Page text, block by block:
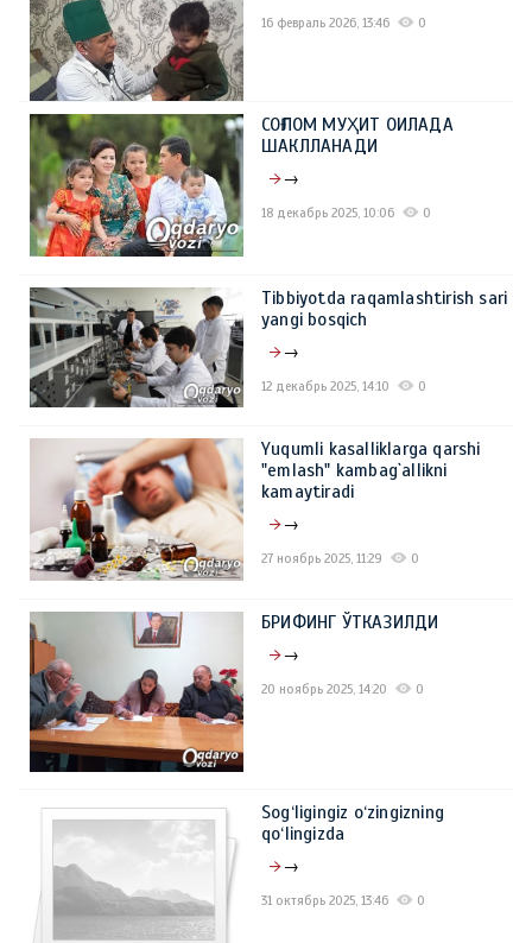
16 февраль 2026, 13:46 0
СОҒЛОМ МУҲИТ ОИЛАДА
ШАКЛЛАНАДИ
→
18 декабрь 2025, 10:06 0
Tibbiyotda raqamlashtirish sari
yangi bosqich
→
12 декабрь 2025, 14:10 0
Yuqumli kasalliklarga qarshi
"emlash" kambag`allikni
kamaytiradi
→
27 ноябрь 2025, 11:29 0
БРИФИНГ ЎТКАЗИЛДИ
→
20 ноябрь 2025, 14:20 0
Sog‘ligingiz o‘zingizning
qo‘lingizda
→
31 октябрь 2025, 13:46 0